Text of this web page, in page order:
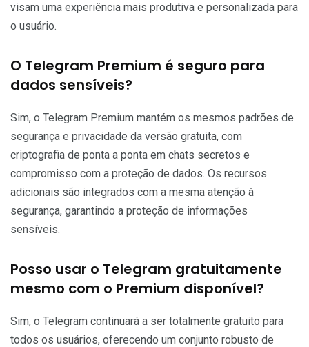
visam uma experiência mais produtiva e personalizada para
o usuário.
O Telegram Premium é seguro para
dados sensíveis?
Sim, o Telegram Premium mantém os mesmos padrões de
segurança e privacidade da versão gratuita, com
criptografia de ponta a ponta em chats secretos e
compromisso com a proteção de dados. Os recursos
adicionais são integrados com a mesma atenção à
segurança, garantindo a proteção de informações
sensíveis.
Posso usar o Telegram gratuitamente
mesmo com o Premium disponível?
Sim, o Telegram continuará a ser totalmente gratuito para
todos os usuários, oferecendo um conjunto robusto de